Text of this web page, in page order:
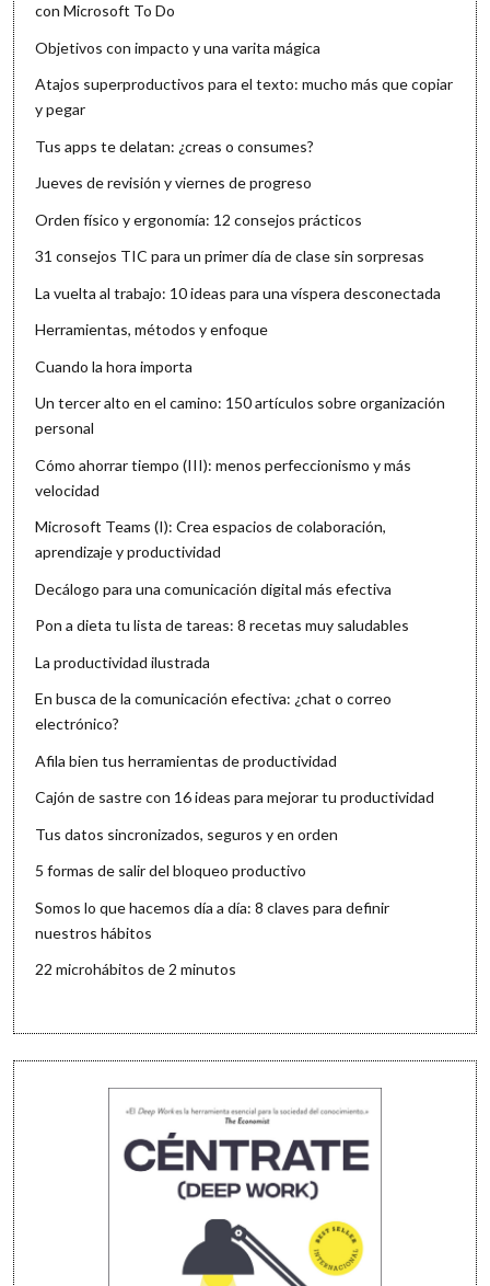
con Microsoft To Do
Objetivos con impacto y una varita mágica
Atajos superproductivos para el texto: mucho más que copiar
y pegar
Tus apps te delatan: ¿creas o consumes?
Jueves de revisión y viernes de progreso
Orden físico y ergonomía: 12 consejos prácticos
31 consejos TIC para un primer día de clase sin sorpresas
La vuelta al trabajo: 10 ideas para una víspera desconectada
Herramientas, métodos y enfoque
Cuando la hora importa
Un tercer alto en el camino: 150 artículos sobre organización
personal
Cómo ahorrar tiempo (III): menos perfeccionismo y más
velocidad
Microsoft Teams (I): Crea espacios de colaboración,
aprendizaje y productividad
Decálogo para una comunicación digital más efectiva
Pon a dieta tu lista de tareas: 8 recetas muy saludables
La productividad ilustrada
En busca de la comunicación efectiva: ¿chat o correo
electrónico?
Afila bien tus herramientas de productividad
Cajón de sastre con 16 ideas para mejorar tu productividad
Tus datos sincronizados, seguros y en orden
5 formas de salir del bloqueo productivo
Somos lo que hacemos día a día: 8 claves para definir
nuestros hábitos
22 microhábitos de 2 minutos